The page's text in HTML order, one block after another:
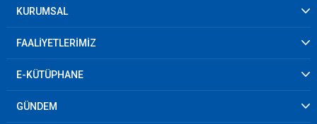
KURUMSAL
FAALİYETLERİMİZ
E-KÜTÜPHANE
GÜNDEM